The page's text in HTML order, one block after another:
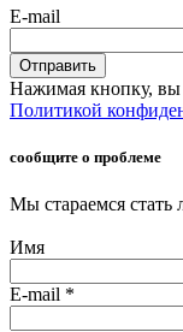
E-mail
Отправить
Нажимая кнопку, вы
Политикой
сообщите о проблеме
Мы стараемся стать
Имя
E-mail *